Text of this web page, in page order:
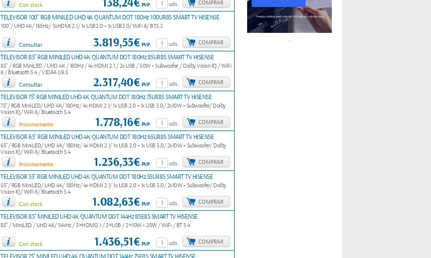
Con stock uds. COMPRAR
138,24€PVP
TELEVISOR 100" RGB MINILED UHD 4K QUANTUM DOT 180Hz 100UR8S SMART TV HISENSE
100"/ UHD 4K/ 165Hz/ 3xHDMI 2.1/ 1x USB2.0 + 1x USB3.0/ WiFi 6/ BT5.3
Consultar uds. COMPRAR
3.819,55€PVP
TELEVISOR 85" RGB MINILED UHD 4K QUANTUM DOT 180Hz 85UR8S SMART TV HISENSE
85" / RGB MiniLED / UHD 4K / 180Hz / 4x HDMI 2.1 / 2x USB / 50W + Subwoofer / Dolby Vision IQ / WiFi
6 / Bluetooth 5.4 / VIDAA U9.5
Consultar
uds. COMPRAR
2.317,40€PVP
TELEVISOR 75" RGB MINILED UHD 4K QUANTUM DOT 180Hz 75UR8S SMART TV HISENSE
75"/ RGB MiniLED/ UHD 4K/ 180Hz/ 4x HDMI 2.1/ 1x USB 2.0 + 1x USB 3.0/ 2x10W + Subwoofer/ Dolby
Vision IQ/ WiFi 6/ Bluetooth 5.4
Próximamente
uds. COMPRAR
1.778,16€PVP
TELEVISOR 65" RGB MINILED UHD 4K QUANTUM DOT 180Hz 65UR8S SMART TV HISENSE
65"/ RGB MiniLED/ UHD 4K/ 180Hz/ 4x HDMI 2.1/ 1x USB 2.0 + 1x USB 3.0/ 2x10W + Subwoofer/ Dolby
Vision IQ/ WiFi 6/ Bluetooth 5.4
Próximamente
uds. COMPRAR
1.236,33€PVP
TELEVISOR 55" RGB MINILED UHD 4K QUANTUM DOT 180Hz 55UR8S SMART TV HISENSE
55"/ RGB MiniLED/ UHD 4K/ 180Hz/ 4x HDMI 2.1/ 1x USB 2.0 + 1x USB 3.0/ 2x10W + Subwoofer/ Dolby
Vision IQ/ WiFi 6/ Bluetooth 5.4
Con stock
uds. COMPRAR
1.082,63€PVP
TELEVISOR 85" MINILED UHD 4K QUANTUM DOT 144Hz 85E8S SMART TV HISENSE
85" / MiniLED / UHD 4K/ 144Hz / 3×HDMI2.1 / 2×USB / 2×10W + 20W / WiFi / BT 5.4
Con stock uds. COMPRAR
1.436,51€PVP
.